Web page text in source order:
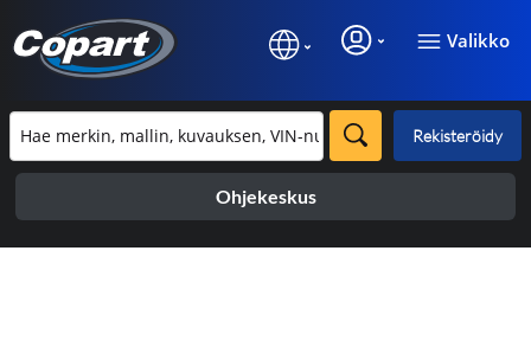
Valikko
Rekisteröidy
Ohjekeskus